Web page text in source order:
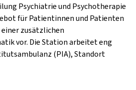
Psychiatrie und Psychotherapie
für Patientinnen und Patienten
zusätzlichen
vor. Die Station arbeitet eng
(PIA), Standort